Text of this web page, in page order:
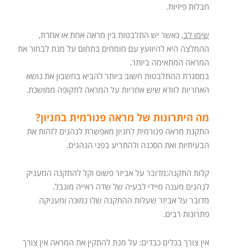
חבלות פיזיות.
שימו לב, כאשר יש התלבטות בין מראה אחת או אחרת,
ההמלצה היא להיוועץ עם מומחים בתחום על מנת לבחור את
המראה המתאימה ביותר.
במסגרת ההתלבטות חשוב ביותר להביא בחשבון את נושא
האחריות לוודא שיש אחריות על המראה לתקופה ממושכת.
מה היתרונות של מראה פנורמית בחניון?
התקנת מראה פנורמית לחניון מאפשרת לנהגים לזהות את
הבעיתיות ואת הסכנה ולהתריע בפני הנהגים.
קלות התקנה:מדובר על אביזר פשוט וקל להתקנה המעניק
לנהגים מענה מיידי לבעיה של שדה ראייה מוגבל.
מדובר על אביזר שעלות ההתקנה שלו נמוכה ומעניקה
פתרונות רבים.
אין צורך בכלים כבדים: על מנת להתקין את המראה אין צורך